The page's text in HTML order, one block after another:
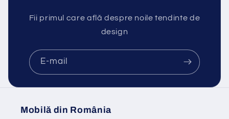
Fii primul care află despre noile tendinte de
design
E-mail
Mobilă din România